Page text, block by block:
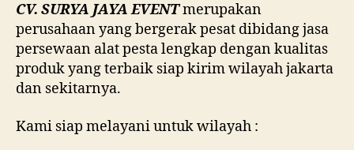
CV. SURYA JAYA EVENTmerupakan
perusahaan yang bergerak pesat dibidang jasa
persewaan alat pesta lengkap dengan kualitas
produk yang terbaik siap kirim wilayah jakarta
dan sekitarnya.
Kami siap melayani untuk wilayah :